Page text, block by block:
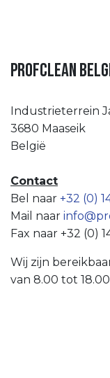
Profclean
Industrieterrein
3680 Maaseik
België
Contact
Bel naar +32 (0)
Mail naar
Fax naar +32 (0)
Wij zijn
van 8.00 tot